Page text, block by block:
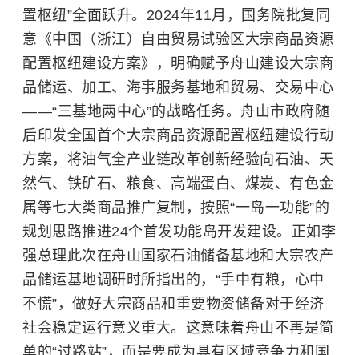
置枢纽”全面跃升。2024年11月，国务院批复同
意《中国（浙江）自由贸易试验区大宗商品资源
配置枢纽建设方案》，明确赋予舟山建设大宗商
品储运、加工、海事服务基地和贸易、交易中心
——“三基地两中心”的战略任务。舟山市政府随
后印发全国首个大宗商品资源配置枢纽建设行动
方案，将油气全产业链改革创新经验向石油、天
然气、铁矿石、粮食、高端蛋白、煤炭、有色金
属等七大类商品推广复制，按照“一岛一功能”的
规划思路推进24个首发功能岛开发建设。正如李
强总理此次在舟山国家石油储备基地和大宗农产
品储运基地调研时所指出的，“手中有粮，心中
不慌”，做好大宗商品和重要物资储备对于经济
社会稳定运行意义重大。这意味着舟山不再是简
单的“过路站”，而是要成为具有区域竞争力和国